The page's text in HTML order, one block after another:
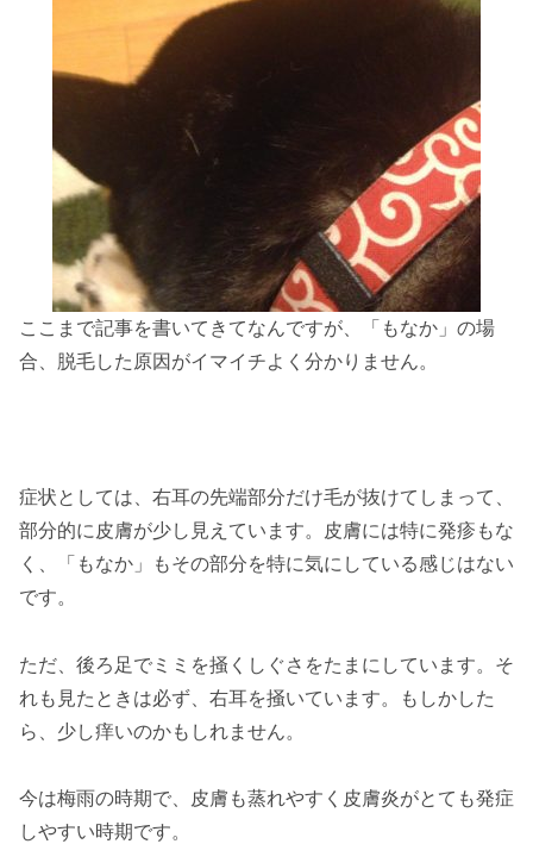
ここまで記事を書いてきてなんですが、「もなか」の場
合、脱毛した原因がイマイチよく分かりません。
症状としては、右耳の先端部分だけ毛が抜けてしまって、
部分的に皮膚が少し見えています。皮膚には特に発疹もな
く、「もなか」もその部分を特に気にしている感じはない
です。
ただ、後ろ足でミミを掻くしぐさをたまにしています。そ
れも見たときは必ず、右耳を掻いています。もしかした
ら、少し痒いのかもしれません。
今は梅雨の時期で、皮膚も蒸れやすく皮膚炎がとても発症
しやすい時期です。